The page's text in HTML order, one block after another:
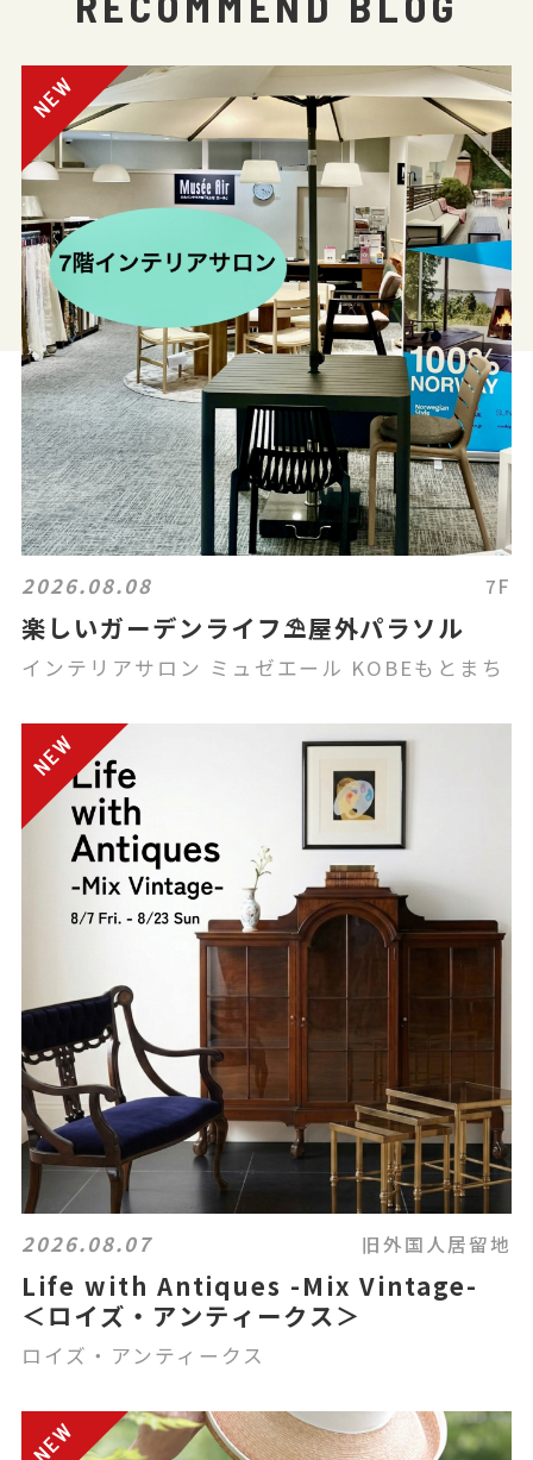
2026.08.08 7F
楽しいガーデンライフ⛱️屋外パラソル
インテリアサロン ミュゼエール KOBEもとまち
2026.08.07 旧外国人居留地
Life with Antiques -Mix Vintage-
＜ロイズ・アンティークス＞
ロイズ・アンティークス